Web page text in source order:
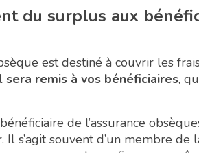
du surplus aux
est destiné à couvrir les
sera remis à vos bénéficiaires,
de l’assurance
Il s’agit souvent d’un membre